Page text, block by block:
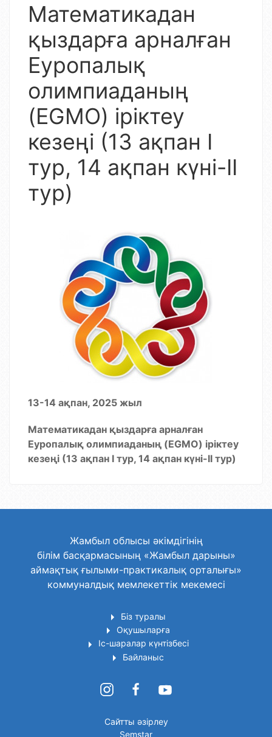
Математикадан
қыздарға арналған
Еуропалық
олимпиаданың
(EGMO) іріктеу
кезеңі (13 ақпан І
тур, 14 ақпан күні-ІІ
тур)
13-14 ақпан, 2025 жыл
Математикадан қыздарға арналған
Еуропалық олимпиаданың (EGMO) іріктеу
кезеңі (13 ақпан І тур, 14 ақпан күні-ІІ тур)
Жамбыл облысы әкімдігінің
білім басқармасының «Жамбыл дарыны»
аймақтық ғылыми-практикалық орталығы»
коммуналдық мемлекеттік мекемесі
Біз туралы
Оқушыларға
Іс-шаралар күнтізбесі
Байланыс
Сайтты әзірлеу
Semstar